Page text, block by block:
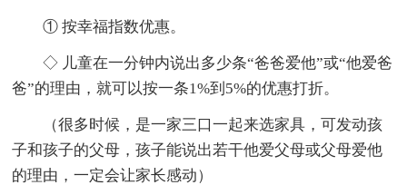
① 按幸福指数优惠。
◇ 儿童在一分钟内说出多少条“爸爸爱他”或“他爱爸
爸”的理由，就可以按一条1%到5%的优惠打折。
（很多时候，是一家三口一起来选家具，可发动孩
子和孩子的父母，孩子能说出若干他爱父母或父母爱他
的理由，一定会让家长感动）